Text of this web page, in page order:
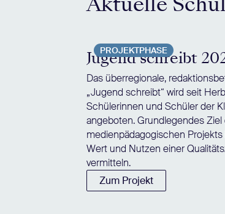
PROJEKTPHASE
Jugend schreibt
Das überregionale,
„Jugend schreibt“ wird seit
Schülerinnen und Schüler der
angeboten. Grundlegendes Ziel
medienpädagogischen Projekts
Wert und Nutzen einer
vermitteln.
Zum Projekt